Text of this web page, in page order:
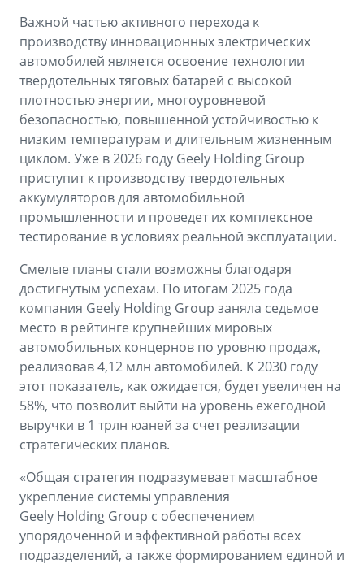
Важной частью активного перехода к
производству инновационных электрических
автомобилей является освоение технологии
твердотельных тяговых батарей с высокой
плотностью энергии, многоуровневой
безопасностью, повышенной устойчивостью к
низким температурам и длительным жизненным
циклом. Уже в 2026 году Geely Holding Group
приступит к производству твердотельных
аккумуляторов для автомобильной
промышленности и проведет их комплексное
тестирование в условиях реальной эксплуатации.
Смелые планы стали возможны благодаря
достигнутым успехам. По итогам 2025 года
компания Geely Holding Group заняла седьмое
место в рейтинге крупнейших мировых
автомобильных концернов по уровню продаж,
реализовав 4,12 млн автомобилей. К 2030 году
этот показатель, как ожидается, будет увеличен на
58%, что позволит выйти на уровень ежегодной
выручки в 1 трлн юаней за счет реализации
стратегических планов.
«Общая стратегия подразумевает масштабное
укрепление системы управления
Geely Holding Group с обеспечением
упорядоченной и эффективной работы всех
подразделений, а также формированием единой и